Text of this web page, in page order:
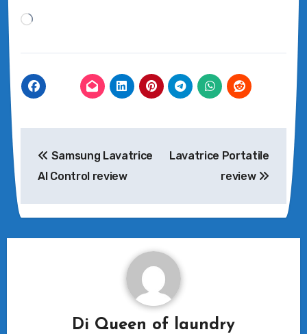
Caricamento
articoli
Samsung Lavatrice
AI Control review
Lavatrice Portatile
review
Di Queen of laundry